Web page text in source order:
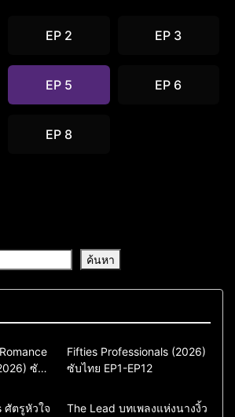
EP 2 EP 3
EP 5 EP 6
EP 8
ค้นหา
ซับ
Action & Adventure
Comedy
Drama
ซีรี่ย์เกาหลีซับไทย
Fifties Professionals (2026)
ซับไทย EP1-EP12
ศัตรูหัวใจ Drama ซีรี่ย์จีน
The Lead บทเพลงแห่งนางงิ้ว